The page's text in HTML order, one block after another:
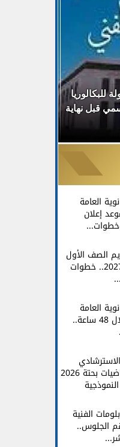
للبكالوريا
قبل نهاية
العامة
موعد إعلان
الصف الأول
الثانوي 2027.. خطوات
العامة
2026 خلال 48 ساعة..
الثالث رياضيات بحتة 2026
الفنية
برقم الجلوس..